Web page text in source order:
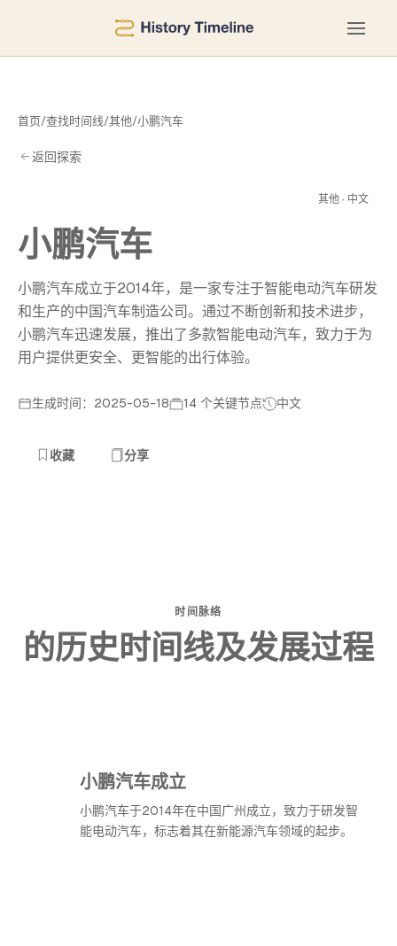
首页/查找时间线/其他/小鹏汽车
返回探索
其他 · 中文
小鹏汽车
小鹏汽车成立于2014年，是一家专注于智能电动汽车研发
和生产的中国汽车制造公司。通过不断创新和技术进步，
小鹏汽车迅速发展，推出了多款智能电动汽车，致力于为
用户提供更安全、更智能的出行体验。
生成时间：2025-05-18 14 个关键节点 中文
收藏 分享
时间脉络
的历史时间线及发展过程
小鹏汽车成立
小鹏汽车于2014年在中国广州成立，致力于研发智
能电动汽车，标志着其在新能源汽车领域的起步。